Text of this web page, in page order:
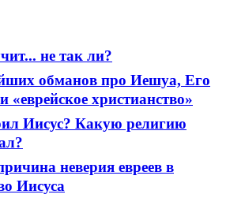
не так ли?
обманов про Иешуа, Его
«еврейское христианство»
Иисус? Какую религию
неверия евреев в
Иисуса